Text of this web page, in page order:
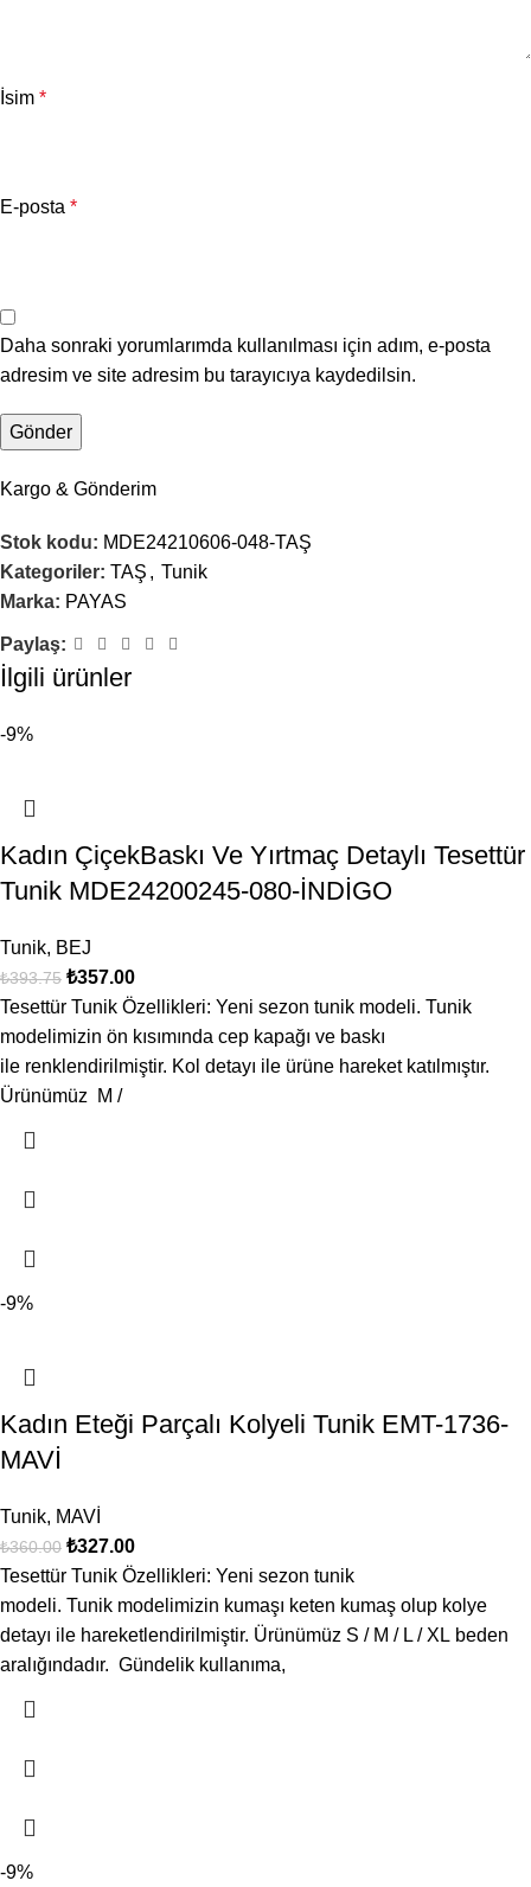
İsim *
E-posta *
Daha sonraki yorumlarımda kullanılması için adım, e-posta
adresim ve site adresim bu tarayıcıya kaydedilsin.
Kargo & Gönderim
Stok kodu: MDE24210606-048-TAŞ
Kategoriler: TAŞ , Tunik
Marka: PAYAS
Paylaş:
İlgili ürünler
-9%
Kadın ÇiçekBaskı Ve Yırtmaç Detaylı Tesettür
Tunik MDE24200245-080-İNDİGO
Tunik, BEJ
₺393.75 ₺357.00
Tesettür Tunik Özellikleri: Yeni sezon tunik modeli. Tunik
modelimizin ön kısımında cep kapağı ve baskı
ile renklendirilmiştir. Kol detayı ile ürüne hareket katılmıştır.
Ürünümüz M /
-9%
Kadın Eteği Parçalı Kolyeli Tunik EMT-1736-
MAVİ
Tunik, MAVİ
₺360.00 ₺327.00
Tesettür Tunik Özellikleri: Yeni sezon tunik
modeli. Tunik modelimizin kumaşı keten kumaş olup kolye
detayı ile hareketlendirilmiştir. Ürünümüz S / M / L / XL beden
aralığındadır. Gündelik kullanıma,
-9%